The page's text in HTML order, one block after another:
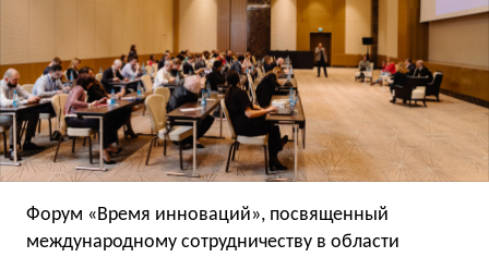
Форум «Время инноваций», посвященный
международному сотрудничеству в области